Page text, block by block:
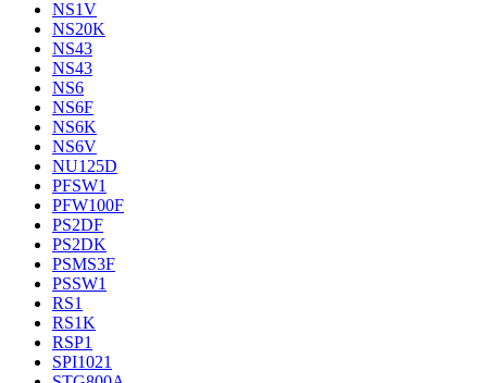
NS1V
NS20K
NS43
NS43
NS6
NS6F
NS6K
NS6V
NU125D
PFSW1
PFW100F
PS2DF
PS2DK
PSMS3F
PSSW1
RS1
RS1K
RSP1
SPI1021